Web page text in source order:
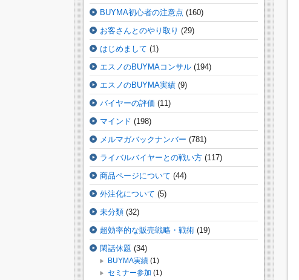
BUYMA初心者の注意点 (160)
お客さんとのやり取り (29)
はじめまして (1)
エスノのBUYMAコンサル (194)
エスノのBUYMA実績 (9)
バイヤーの評価 (11)
マインド (198)
メルマガバックナンバー (781)
ライバルバイヤーとの戦い方 (117)
商品ページについて (44)
外注化について (5)
未分類 (32)
超効率的な販売戦略・戦術 (19)
閑話休題 (34)
BUYMA実績 (1)
セミナー参加 (1)